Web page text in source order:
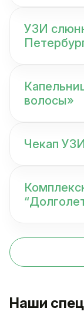
УЗИ
волосы»
Чекап
Наши